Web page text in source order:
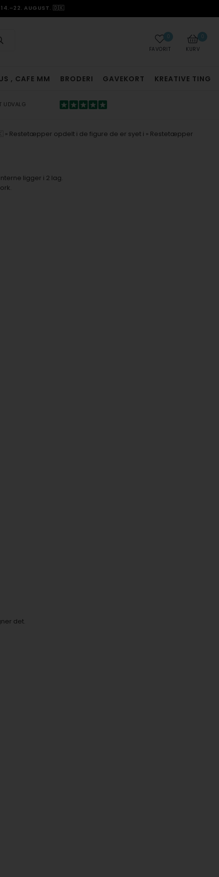
14.–22. AUGUST. 🇩🇰
0
KURV
0
FAVORIT
, CAFE MM BRODERI GAVEKORT KREATIVE TING
UDVALG
» Restetæpper opdelt i de figure de er syet i » Restetæpper
ligger i 2 lag.
det.